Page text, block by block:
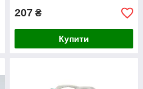
207 ₴
Купити